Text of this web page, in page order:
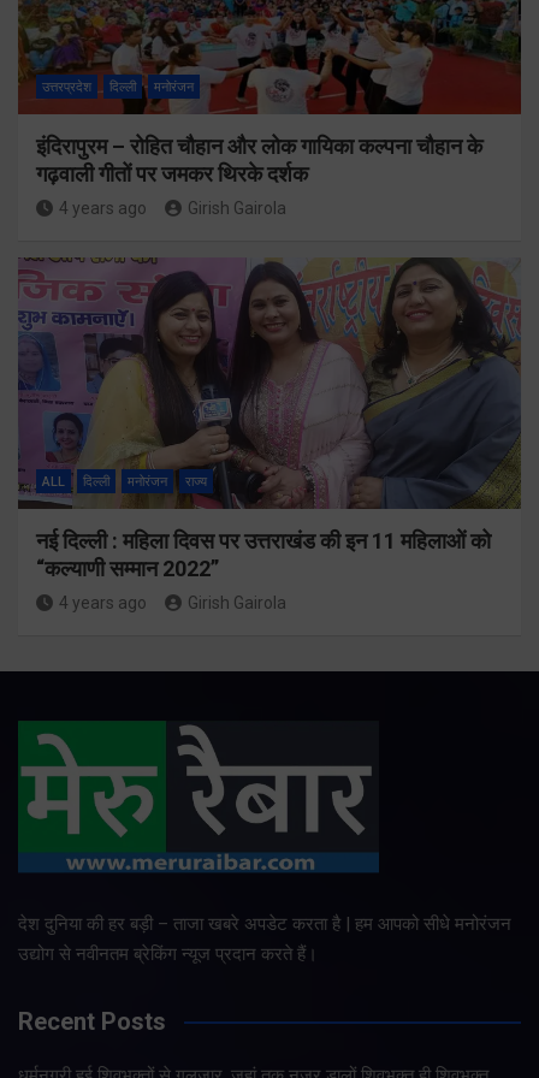
उत्तरप्रदेश दिल्ली मनोरंजन
इंदिरापुरम – रोहित चौहान और लोक गायिका कल्पना चौहान के
गढ़वाली गीतों पर जमकर थिरके दर्शक
4 years ago Girish Gairola
ALL दिल्ली मनोरंजन राज्य
नई दिल्ली : महिला दिवस पर उत्तराखंड की इन 11 महिलाओं को
“कल्याणी सम्मान 2022”
4 years ago Girish Gairola
देश दुनिया की हर बड़ी – ताजा खबरे अपडेट करता है | हम आपको सीधे मनोरंजन
उद्योग से नवीनतम ब्रेकिंग न्यूज प्रदान करते हैं।
Recent Posts